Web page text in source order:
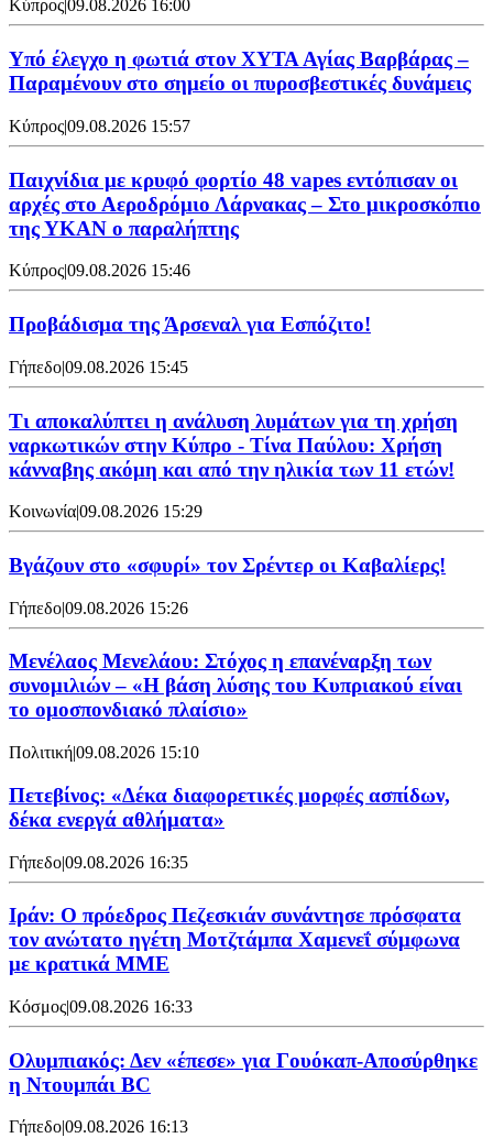
Κύπρος09.08.2026 16:00
Υπό έλεγχο η φωτιά στον ΧΥΤΑ Αγίας Βαρβάρας –
Παραμένουν στο σημείο οι πυροσβεστικές δυνάμεις
Κύπρος|09.08.2026 15:57
Παιχνίδια με κρυφό φορτίο 48 vapes εντόπισαν οι
αρχές στο Αεροδρόμιο Λάρνακας – Στο μικροσκόπιο
της ΥΚΑΝ ο παραλήπτης
Κύπρος|09.08.2026 15:46
Προβάδισμα της Άρσεναλ για Εσπόζιτο!
Γήπεδο|09.08.2026 15:45
Τι αποκαλύπτει η ανάλυση λυμάτων για τη χρήση
ναρκωτικών στην Κύπρο - Τίνα Παύλου: Χρήση
κάνναβης ακόμη και από την ηλικία των 11 ετών!
Κοινωνία|09.08.2026 15:29
Bγάζουν στο «σφυρί» τον Σρέντερ οι Καβαλίερς!
Γήπεδο|09.08.2026 15:26
Μενέλαος Μενελάου: Στόχος η επανέναρξη των
συνομιλιών – «Η βάση λύσης του Κυπριακού είναι
το ομοσπονδιακό πλαίσιο»
Πολιτική|09.08.2026 15:10
Πετεβίνος: «Δέκα διαφορετικές μορφές ασπίδων,
δέκα ενεργά αθλήματα»
Γήπεδο|09.08.2026 16:35
Ιράν: Ο πρόεδρος Πεζεσκιάν συνάντησε πρόσφατα
τον ανώτατο ηγέτη Μοτζτάμπα Χαμενεΐ σύμφωνα
με κρατικά ΜΜΕ
Κόσμος|09.08.2026 16:33
Ολυμπιακός: Δεν «έπεσε» για Γουόκαπ-Αποσύρθηκε
η Ντουμπάι BC
Γήπεδο|09.08.2026 16:13